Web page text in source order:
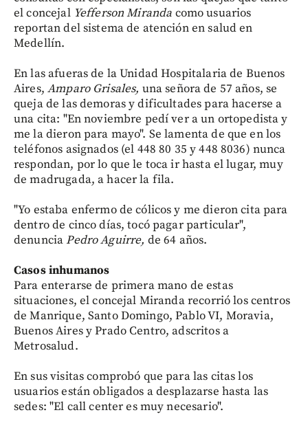
el concejal Yefferson Miranda como usuarios
reportan del sistema de atención en salud en
Medellín.
En las afueras de la Unidad Hospitalaria de Buenos
Aires,Amparo Grisales, una señora de 57 años, se
queja de las demoras y dificultades para hacerse a
una cita: "En noviembre pedí ver a un ortopedista y
me la dieron para mayo". Se lamenta de que en los
teléfonos asignados (el 448 80 35 y 448 8036) nunca
respondan, por lo que le toca ir hasta el lugar, muy
de madrugada, a hacer la fila.
"Yo estaba enfermo de cólicos y me dieron cita para
dentro de cinco días, tocó pagar particular",
denunciaPedro Aguirre, de 64 años.
Casos inhumanos
Para enterarse de primera mano de estas
situaciones, el concejal Miranda recorrió los centros
de Manrique, Santo Domingo, Pablo VI, Moravia,
Buenos Aires y Prado Centro, adscritos a
Metrosalud.
En sus visitas comprobó que para las citas los
usuarios están obligados a desplazarse hasta las
sedes: "El call center es muy necesario".